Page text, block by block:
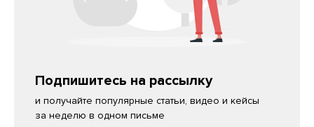
Подпишитесь на рассылку
и получайте популярные статьи, видео и кейсы
за неделю в одном письме